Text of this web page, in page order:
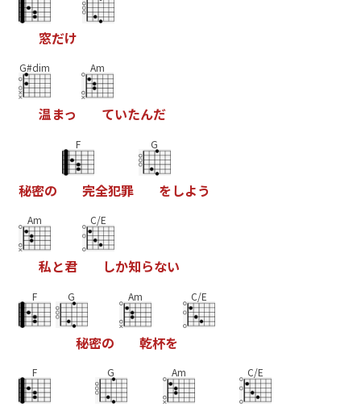
窓だけ
G#dim
温まっ
Am
ていたんだ
秘密の
F
完全犯罪
G
をしよう
Am
私と君
C/E
しか知らない
F G
秘密の
Am
乾杯を
C/E
F G Am C/E